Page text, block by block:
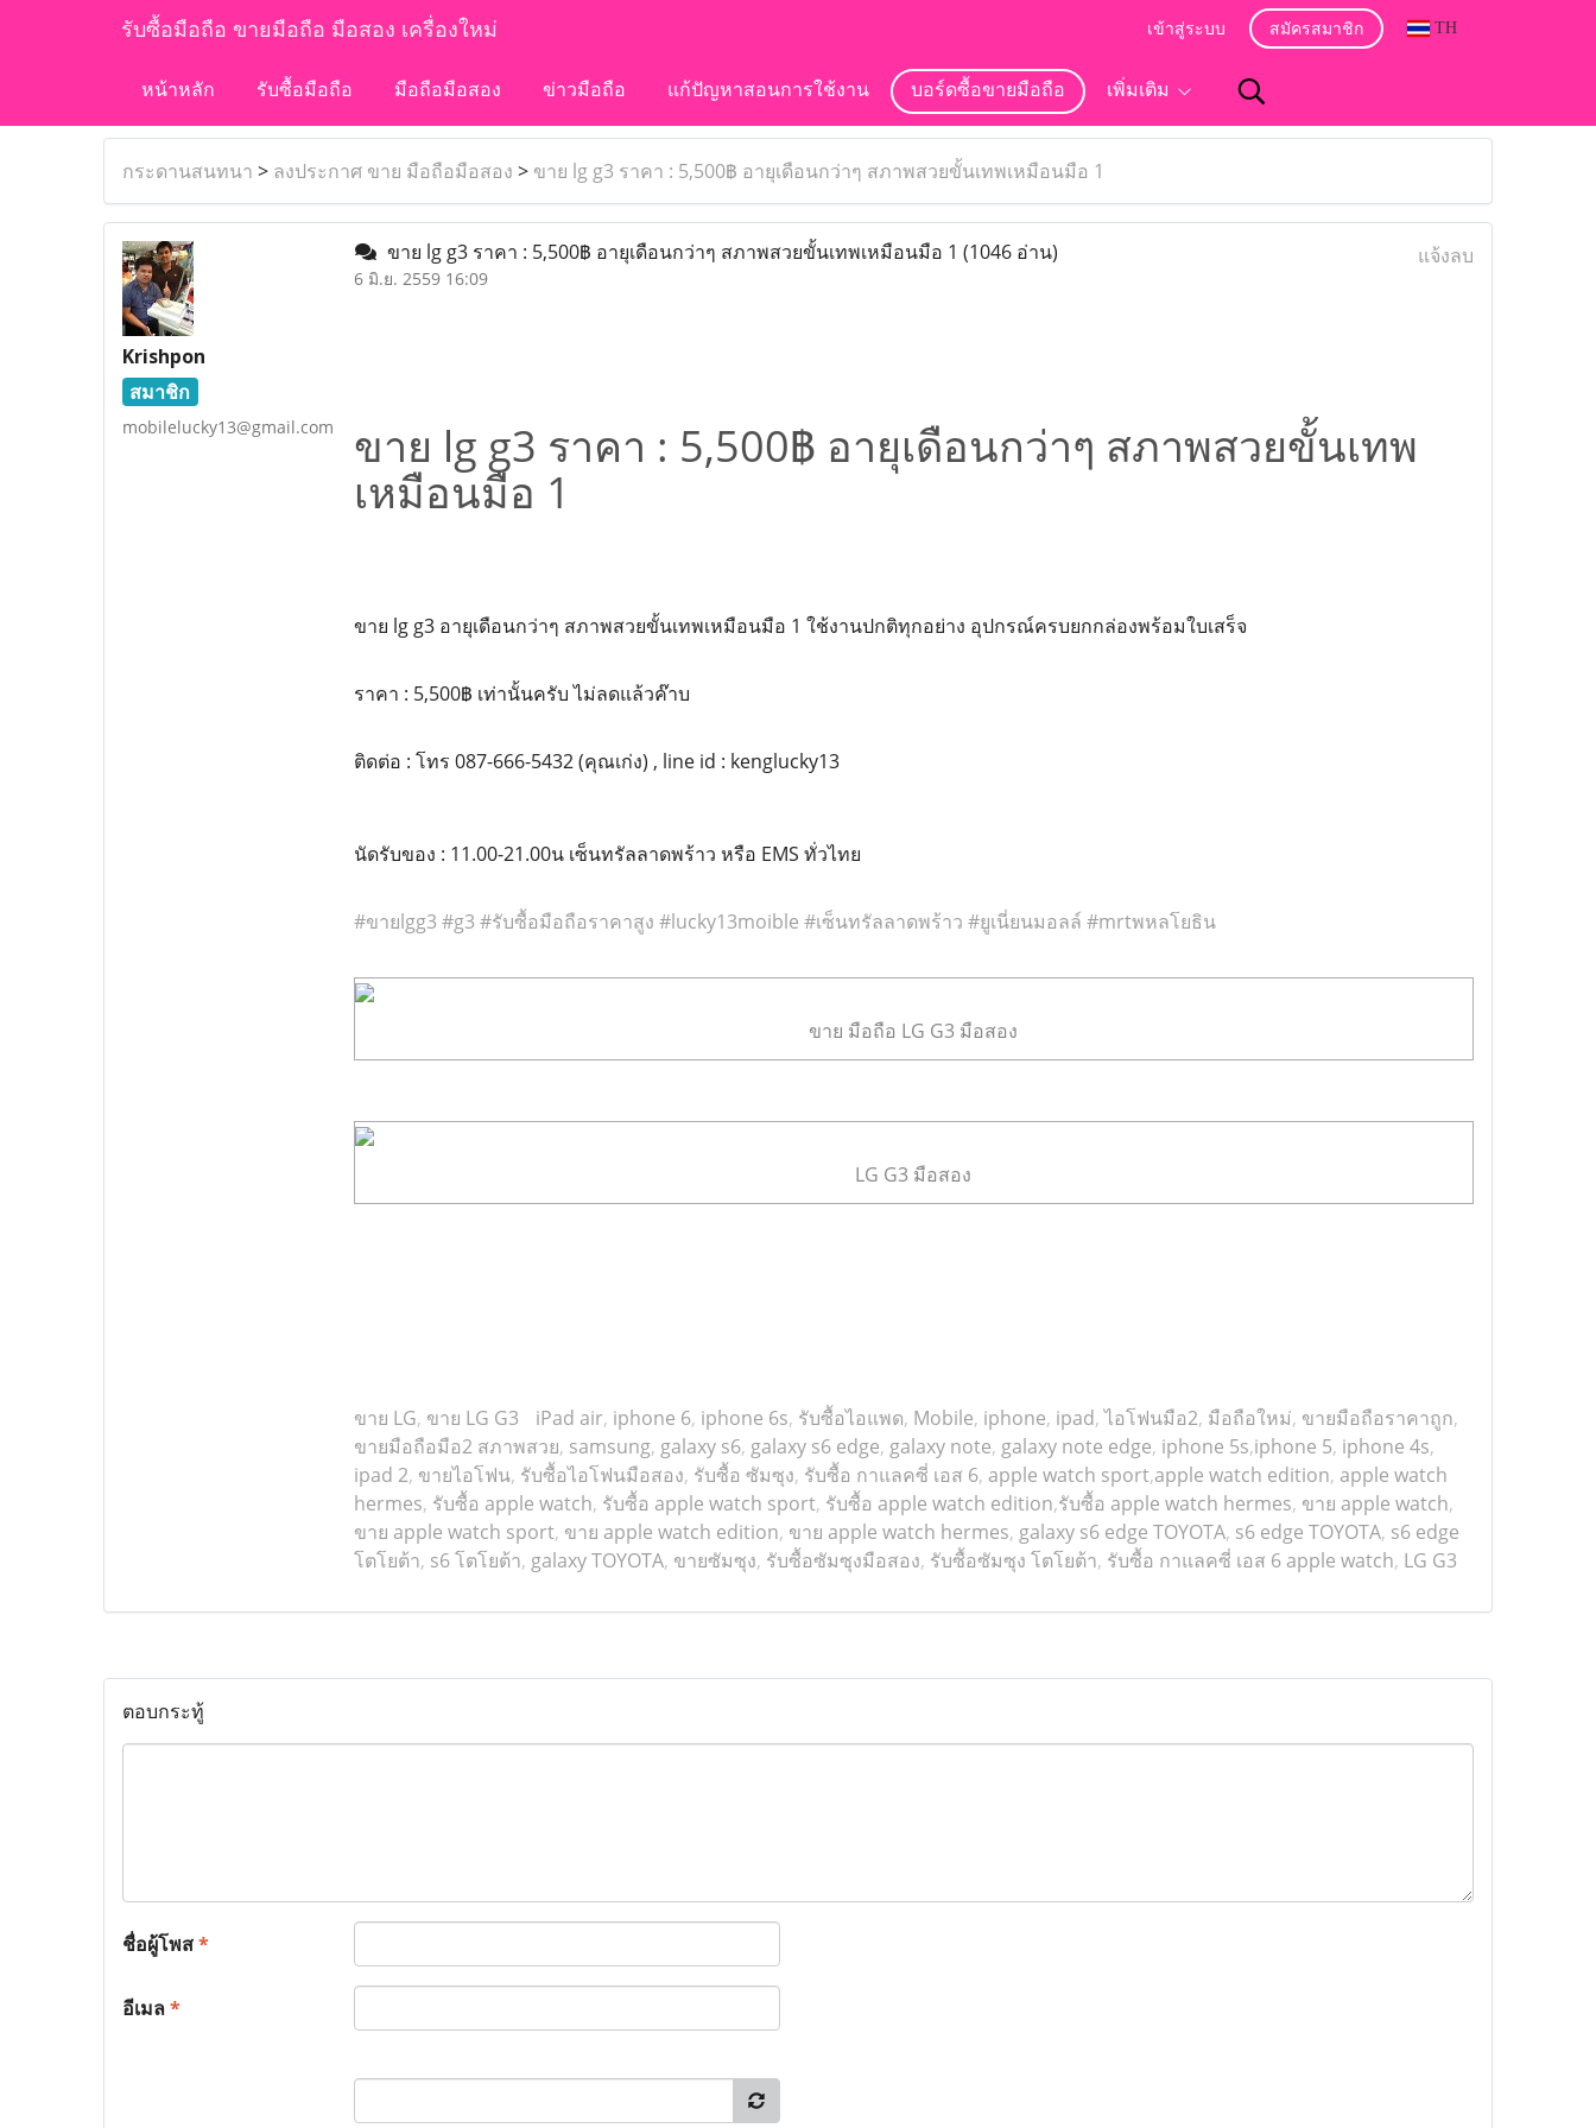
รับซื้อมือถือ ขายมือถือ มือสอง เครื่องใหม่ เข้าสู่ระบบ สมัครสมาชิก TH
หน้าหลัก รับซื้อมือถือ มือถือมือสอง ข่าวมือถือ แก้ปัญหาสอนการใช้งาน บอร์ดซื้อขายมือถือ เพิ่มเติม
กระดานสนทนา > ลงประกาศ ขาย มือถือมือสอง > ขาย lg g3 ราคา : 5,500฿ อายุเดือนกว่าๆ สภาพสวยขั้นเทพเหมือนมือ 1
Krishpon
สมาชิก
mobilelucky13@gmail.com
ขาย lg g3 ราคา : 5,500฿ อายุเดือนกว่าๆ สภาพสวยขั้นเทพเหมือนมือ 1 (1046 อ่าน)
6 มิ.ย. 2559 16:09
แจ้งลบ
ขาย lg g3 ราคา : 5,500฿ อายุเดือนกว่าๆ สภาพสวยขั้นเทพ
เหมือนมือ 1
ขาย lg g3 อายุเดือนกว่าๆ สภาพสวยขั้นเทพเหมือนมือ 1 ใช้งานปกติทุกอย่าง อุปกรณ์ครบยกกล่องพร้อมใบเสร็จ
ราคา : 5,500฿ เท่านั้นครับ ไม่ลดแล้วค๊าบ
ติดต่อ : โทร 087-666-5432 (คุณเก่ง) , line id : kenglucky13
นัดรับของ : 11.00-21.00น เซ็นทรัลลาดพร้าว หรือ EMS ทั่วไทย
‪#‎ขายlgg3‬ ‪#‎g3‬ ‪#‎รับซื้อมือถือราคาสูง‬ ‪#‎lucky13moible‬ ‪#‎เซ็นทรัลลาดพร้าว‬ ‪#‎ยูเนี่ยนมอลล์‬ ‪#‎mrtพหลโยธิน‬
ขาย มือถือ LG G3 มือสอง
LG G3 มือสอง
ขาย LG, ขาย LG G3 iPad air, iphone 6, iphone 6s, รับซื้อไอแพด, Mobile, iphone, ipad,ไอโฟนมือ2, มือถือใหม่, ขายมือถือราคาถูก,
ขายมือถือมือ2 สภาพสวย, samsung, galaxy s6, galaxy s6 edge, galaxy note, galaxy note edge, iphone 5s,iphone 5, iphone 4s,
ipad 2, ขายไอโฟน, รับซื้อไอโฟนมือสอง, รับซื้อ ซัมซุง, รับซื้อ กาแลคซี่ เอส 6, apple watch sport,apple watch edition, apple watch
hermes, รับซื้อ apple watch, รับซื้อ apple watch sport, รับซื้อ apple watch edition,รับซื้อ apple watch hermes, ขาย apple watch,
ขาย apple watch sport, ขาย apple watch edition, ขาย apple watch hermes, galaxy s6 edge TOYOTA, s6 edge TOYOTA, s6 edge
โตโยต้า, s6 โตโยต้า, galaxy TOYOTA, ขายซัมซุง, รับซื้อซัมซุงมือสอง, รับซื้อซัมซุง โตโยต้า, รับซื้อ กาแลคซี่ เอส 6 apple watch, LG G3
ตอบกระทู้
ชื่อผู้โพส*
อีเมล*